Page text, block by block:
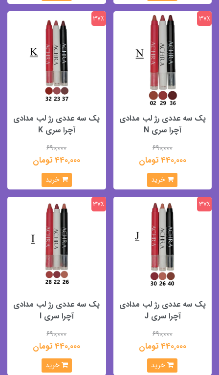
پک سه عددی رژ لب مدادی
آچرا سری N
690,000
440,000 تومان
37٪
خرید
پک سه عددی رژ لب مدادی
آچرا سری K
690,000
440,000 تومان
37٪
خرید
پک سه عددی رژ لب مدادی
آچرا سری J
690,000
440,000 تومان
37٪
خرید
پک سه عددی رژ لب مدادی
آچرا سری I
690,000
440,000 تومان
37٪
خرید